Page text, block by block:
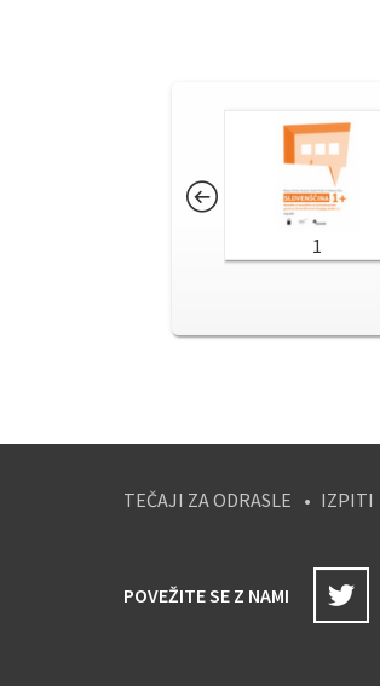
1
TEČAJI ZA ODRASLE IZPITI
POVEŽITE SE Z NAMI